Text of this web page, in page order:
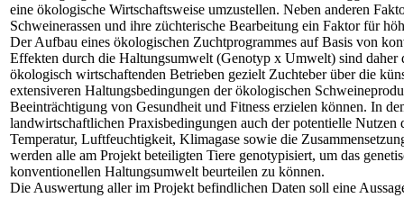
eine ökologische Wirtschaftsweise umzustellen. Neben anderen
Schweinerassen und ihre züchterische Bearbeitung ein Faktor für
Der Aufbau eines ökologischen Zuchtprogrammes auf Basis von
Effekten durch die Haltungsumwelt (Genotyp x Umwelt) sind daher
ökologisch wirtschaftenden Betrieben gezielt Zuchteber über die
extensiveren Haltungsbedingungen der ökologischen
Beeinträchtigung von Gesundheit und Fitness erzielen können. In
landwirtschaftlichen Praxisbedingungen auch der potentielle
Temperatur, Luftfeuchtigkeit, Klimagase sowie die
werden alle am Projekt beteiligten Tiere genotypisiert, um das
konventionellen Haltungsumwelt beurteilen zu können.
Die Auswertung aller im Projekt befindlichen Daten soll eine